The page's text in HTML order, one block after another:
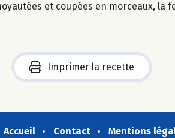
et coupées en morceaux, la
Imprimer la recette
Accueil Contact Mentions